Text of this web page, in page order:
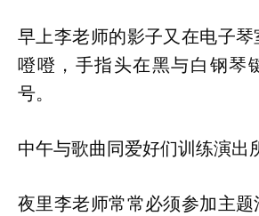
早上李老师的影子又在电子
噔噔，手指头在黑与白钢琴
号。
中午与歌曲同爱好们训练演出
夜里李老师常常必须参加主题